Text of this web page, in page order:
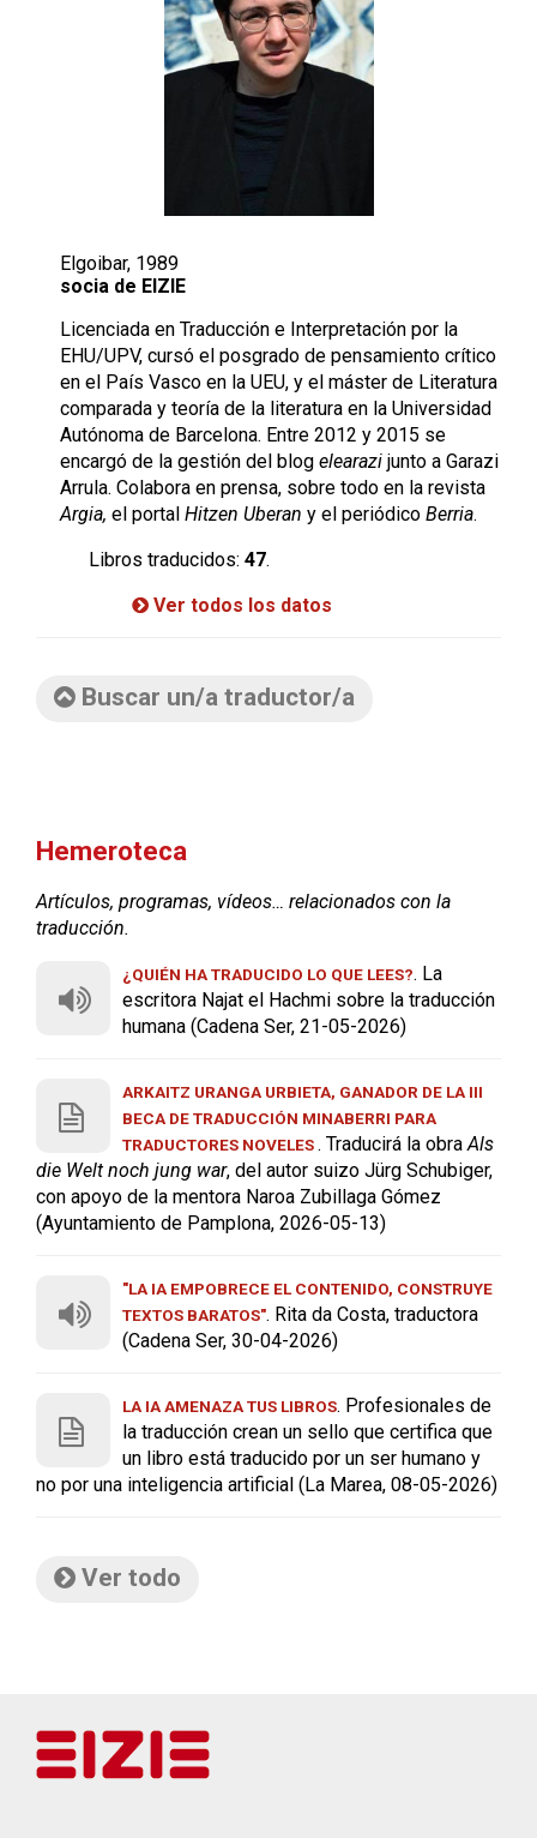
Elgoibar, 1989
socia de EIZIE
Licenciada en Traducción e Interpretación por la
EHU/UPV, cursó el posgrado de pensamiento crítico
en el País Vasco en la UEU, y el máster de Literatura
comparada y teoría de la literatura en la Universidad
Autónoma de Barcelona. Entre 2012 y 2015 se
encargó de la gestión del blog elearazi junto a Garazi
Arrula. Colabora en prensa, sobre todo en la revista
Argia, el portal Hitzen Uberan y el periódico Berria.
Libros traducidos: 47.
Ver todos los datos
Buscar un/a traductor/a
Hemeroteca
Artículos, programas, vídeos… relacionados con la
traducción.
¿QUIÉN HA TRADUCIDO LO QUE LEES?. La
escritora Najat el Hachmi sobre la traducción
humana (Cadena Ser, 21-05-2026)
ARKAITZ URANGA URBIETA, GANADOR DE LA III
BECA DE TRADUCCIÓN MINABERRI PARA
TRADUCTORES NOVELES . Traducirá la obra Als
die Welt noch jung war, del autor suizo Jürg Schubiger,
con apoyo de la mentora Naroa Zubillaga Gómez
(Ayuntamiento de Pamplona, 2026-05-13)
"LA IA EMPOBRECE EL CONTENIDO, CONSTRUYE
TEXTOS BARATOS". Rita da Costa, traductora
(Cadena Ser, 30-04-2026)
LA IA AMENAZA TUS LIBROS. Profesionales de
la traducción crean un sello que certifica que
un libro está traducido por un ser humano y
no por una inteligencia artificial (La Marea, 08-05-2026)
Ver todo